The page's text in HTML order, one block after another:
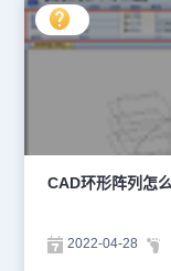
列命令，调用方式
【环形阵列】；（2
点击回车键确认；
际需求调整阵列的
成CAD环形阵列的
量、夹角，还可以设
上就是浩辰CAD软
官网教程专区，小
内容哦！
CAD环形阵列怎
2022-04-28